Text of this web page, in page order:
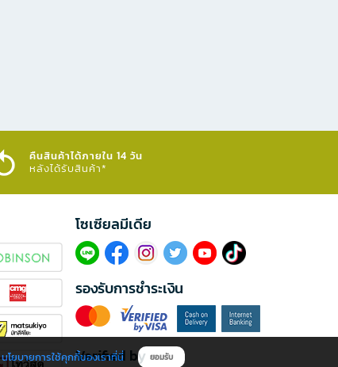
คืนสินค้าได้ภายใน 14 วัน
หลังได้รับสินค้า*
โซเซียลมีเดีย​
รองรับการชำระเงิน
Verified by
นโยบายการใช้คุกกี้ของเราที่นี่ ยอมรับ